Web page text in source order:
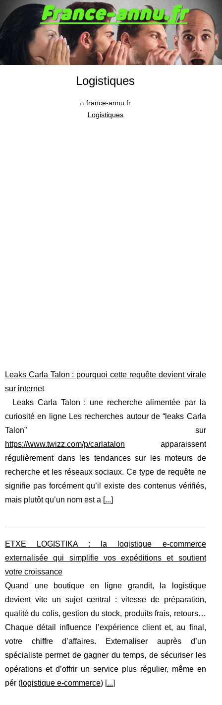
Logistiques
france-annu.fr
Logistiques
Leaks Carla Talon : pourquoi cette requête devient virale
sur internet
Leaks Carla Talon : une recherche alimentée par la
curiosité en ligne Les recherches autour de “leaks Carla
Talon” sur
https://www.twizz.com/p/carlatalon apparaissent
régulièrement dans les tendances sur les moteurs de
recherche et les réseaux sociaux. Ce type de requête ne
signifie pas forcément qu’il existe des contenus vérifiés,
mais plutôt qu’un nom est a [...]
ETXE LOGISTIKA : la logistique e-commerce
externalisée qui simplifie vos expéditions et soutient
votre croissance
Quand une boutique en ligne grandit, la logistique
devient vite un sujet central : vitesse de préparation,
qualité du colis, gestion du stock, produits frais, retours…
Chaque détail influence l’expérience client et, au final,
votre chiffre d’affaires. Externaliser auprès d’un
spécialiste permet de gagner du temps, de sécuriser les
opérations et d’offrir un service plus régulier, même en
pér ( logistique e-commerce) [...]